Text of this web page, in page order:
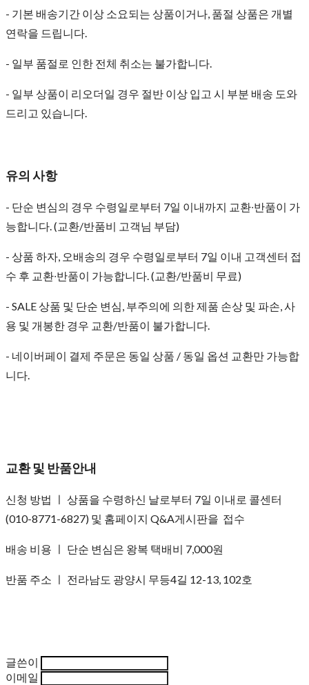
- 기본 배송기간 이상 소요되는 상품이거나, 품절 상품은 개별
연락을 드립니다.
- 일부 품절로 인한 전체 취소는 불가합니다.
- 일부 상품이 리오더일 경우 절반 이상 입고 시 부분 배송 도와
드리고 있습니다.
유의 사항
- 단순 변심의 경우 수령일로부터 7일 이내까지 교환∙반품이 가
능합니다. (교환/반품비 고객님 부담)
- 상품 하자, 오배송의 경우 수령일로부터 7일 이내 고객센터 접
수 후 교환∙반품이 가능합니다. (교환/반품비 무료)
- SALE 상품 및 단순 변심, 부주의에 의한 제품 손상 및 파손, 사
용 및 개봉한 경우 교환/반품이 불가합니다.
- 네이버페이 결제 주문은 동일 상품 / 동일 옵션 교환만 가능합
니다.
교환 및 반품안내
신청 방법 ㅣ 상품을 수령하신 날로부터 7일 이내로 콜센터
(010-8771-6827) 및 홈페이지 Q&A게시판을 접수
배송 비용 ㅣ 단순 변심은 왕복 택배비 7,000원
반품 주소 ㅣ 전라남도 광양시 무등4길 12-13, 102호
글쓴이
이메일